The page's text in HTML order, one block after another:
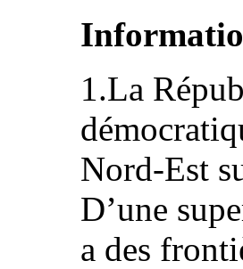
1.La
Nord‑Est
D’une
a des